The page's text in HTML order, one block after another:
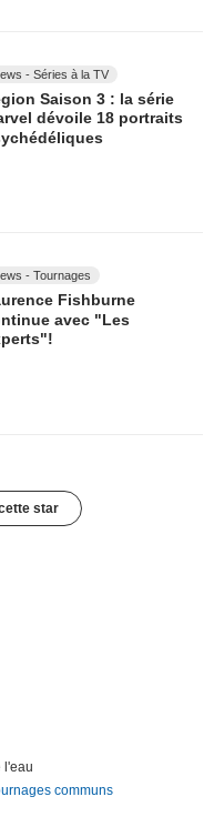
- Séries à la TV
Saison 3 : la série
dévoile 18 portraits
- Tournages
Fishburne
avec "Les
star
l'eau
communs